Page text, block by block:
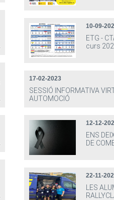
10-09-
ETG -
curs
17-02-2023
SESSIÓ INFORMATIVA
AUTOMOCIÓ
12-12-
ENS
DE
22-11-
LES